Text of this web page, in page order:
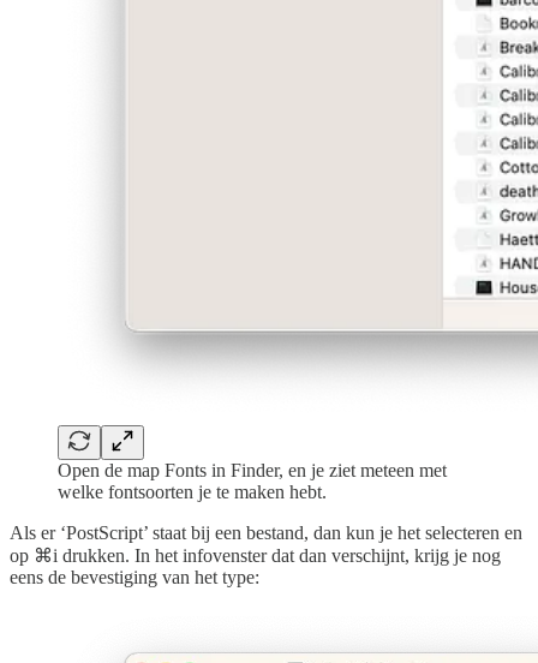
Open de map Fonts in Finder, en je ziet meteen met
welke fontsoorten je te maken hebt.
Als er ‘PostScript’ staat bij een bestand, dan kun je het selecteren en
op ⌘i drukken. In het infovenster dat dan verschijnt, krijg je nog
eens de bevestiging van het type: